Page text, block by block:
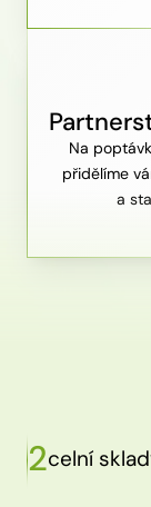
Na
přidělíme
a
2celní